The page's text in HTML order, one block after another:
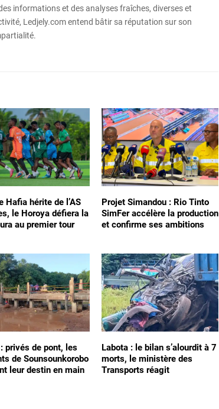
informations et des analyses fraîches, diverses et
Ledjely.com entend bâtir sa réputation sur son
Hafia hérite de l’AS
le Horoya défiera la
au premier tour
Projet Simandou : Rio Tinto
SimFer accélère la production
et confirme ses ambitions
privés de pont, les
de Sounsounkorobo
leur destin en main
Labota : le bilan s’alourdit à 7
morts, le ministère des
Transports réagit